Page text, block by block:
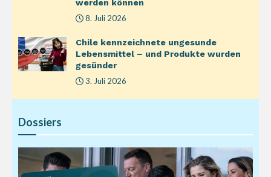
werden können
8. Juli 2026
Chile kennzeichnete ungesunde
Lebensmittel – und Produkte wurden
gesünder
3. Juli 2026
Dossiers